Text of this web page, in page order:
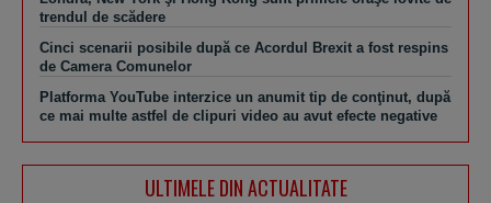
trendul de scădere
Cinci scenarii posibile după ce Acordul Brexit a fost respins
de Camera Comunelor
Platforma YouTube interzice un anumit tip de conţinut, după
ce mai multe astfel de clipuri video au avut efecte negative
ULTIMELE DIN ACTUALITATE